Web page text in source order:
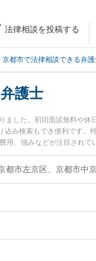
法律相談を投稿する
京都市で法律相談できる弁護
護士
した。初回面談無料や
み検索もでき便利です
用、強みなどが注目され
弁護士を検索したい』